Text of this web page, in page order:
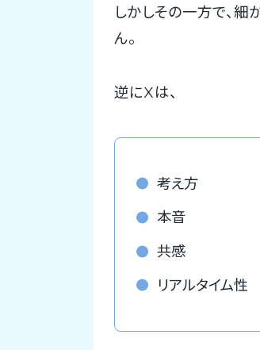
しかしその一方で、
ん。
逆にXは、
考え方
本音
共感
リアルタイム性